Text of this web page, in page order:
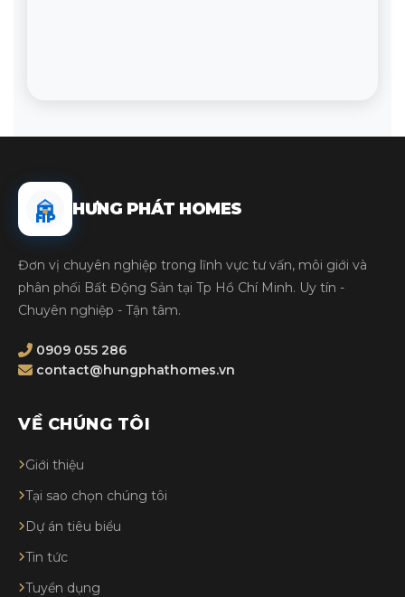
HP HƯNG PHÁT HOMES
Đơn vị chuyên nghiệp trong lĩnh vực tư vấn, môi giới và
phân phối Bất Động Sản tại Tp Hồ Chí Minh. Uy tín -
Chuyên nghiệp - Tận tâm.
0909 055 286
contact@hungphathomes.vn
VỀ CHÚNG TÔI
Giới thiệu
Tại sao chọn chúng tôi
Dự án tiêu biểu
Tin tức
Tuyển dụng